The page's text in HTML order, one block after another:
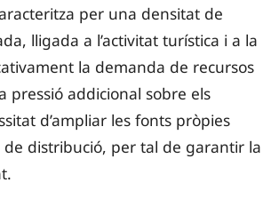
per una densitat de
lligada a l’activitat turística i a la
la demanda de recursos
pressió addicional sobre els
d’ampliar les fonts pròpies
de distribució, per tal de garantir la